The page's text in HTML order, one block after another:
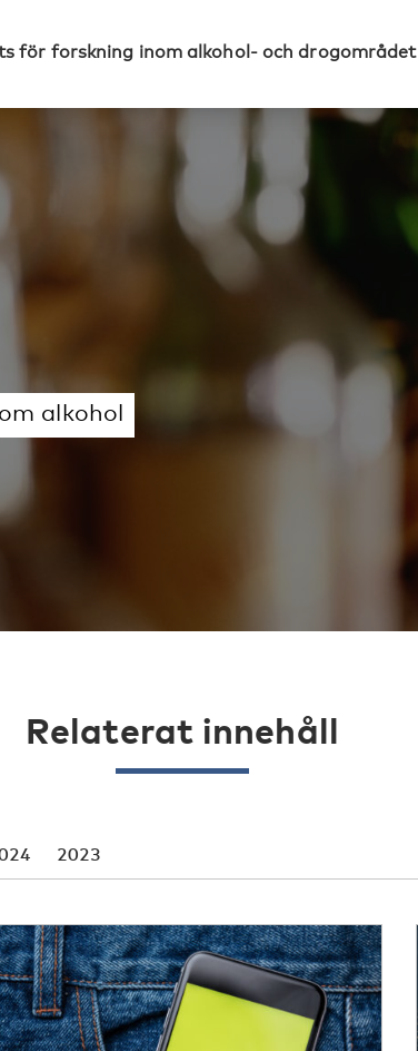
för forskning inom alkohol- och drogområdet
alkohol
Relaterat innehåll
2023